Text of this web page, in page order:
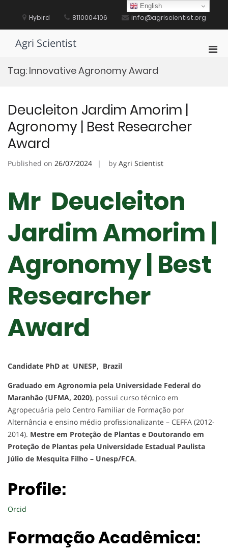
content Hybird 8110004106 info@agriscientist.org
Agri Scientist
Tag: Innovative Agronomy Award
Deucleiton Jardim Amorim |
Agronomy | Best Researcher
Award
Published on 26/07/2024 by Agri Scientist
Mr Deucleiton
Jardim Amorim |
Agronomy | Best
Researcher
Award
Candidate PhD at UNESP, Brazil
Graduado em Agronomia pela Universidade Federal do
Maranhão (UFMA, 2020), possui curso técnico em
Agropecuária pelo Centro Familiar de Formação por
Alternância e ensino médio profissionalizante – CEFFA (2012-
2014). Mestre em Proteção de Plantas e Doutorando em
Proteção de Plantas pela Universidade Estadual Paulista
Júlio de Mesquita Filho – Unesp/FCA.
Profile:
Orcid
Formação Acadêmica:
English